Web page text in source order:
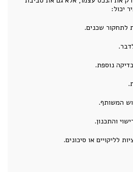
יכול:
לתחקור שכנים.
נוספת.
המשותף.
והתכנון.
לליקויים או סיכונים.